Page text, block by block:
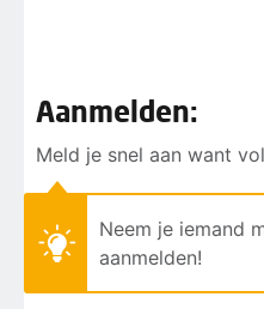
Aanmelden:
Meld je snel aan want
Neem je iemand
aanmelden!